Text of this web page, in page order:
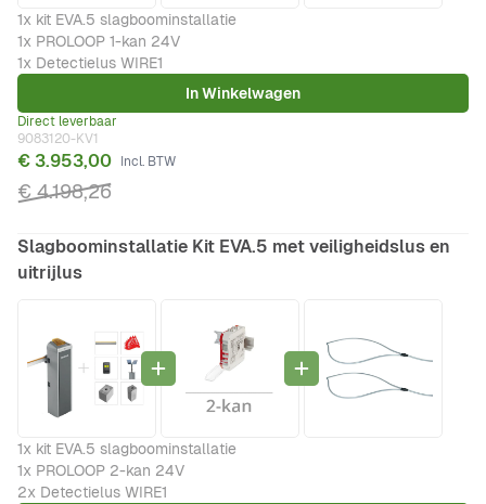
1x kit EVA.5 slagboominstallatie
1x PROLOOP 1-kan 24V
1x Detectielus WIRE1
In Winkelwagen
Direct leverbaar
9083120-KV1
€ 3.953,00
€ 4.198,26
Slagboominstallatie Kit EVA.5 met veiligheidslus en
uitrijlus
1x kit EVA.5 slagboominstallatie
1x PROLOOP 2-kan 24V
2x Detectielus WIRE1